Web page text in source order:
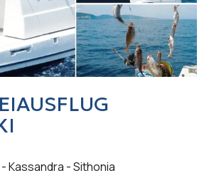
Kassandra - Sithonia